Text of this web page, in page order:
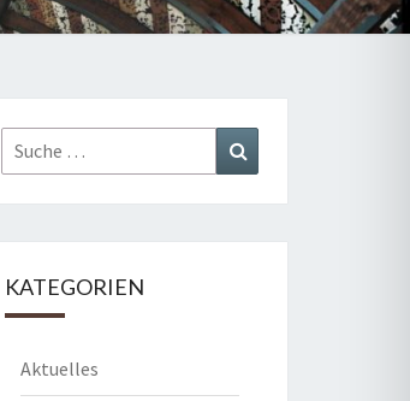
Suche
nach:
KATEGORIEN
Aktuelles